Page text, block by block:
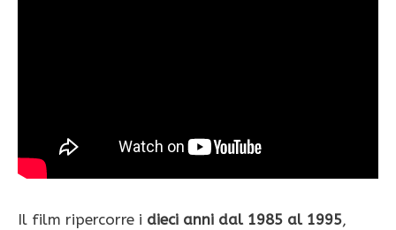
Il film ripercorre i dieci anni dal 1985 al 1995,